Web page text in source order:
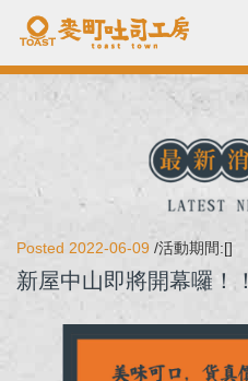
Posted 2022-06-09 /活動期間:[]
新屋中山即將開幕囉！！